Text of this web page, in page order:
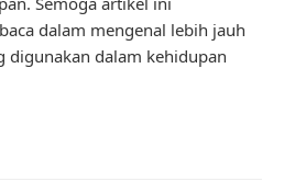
dalam mengenal lebih jauh
digunakan dalam kehidupan